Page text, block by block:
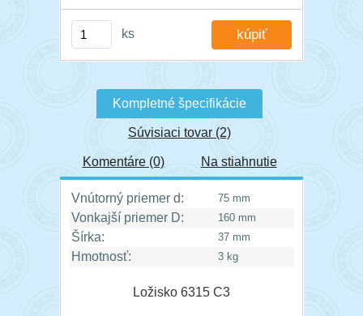
ks
Kompletné špecifikácie
Súvisiaci tovar (2)
Komentáre (0) Na stiahnutie
Vnútorný priemer d: 75 mm
Vonkajší priemer D: 160 mm
Šírka: 37 mm
Hmotnosť: 3 kg
Ložisko 6315 C3